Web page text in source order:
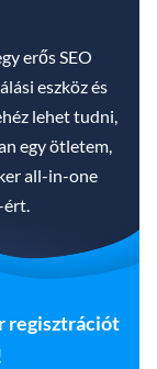
erős SEO
eszköz és
lehet tudni,
egy ötletem,
all-in-one
ért.
regisztrációt